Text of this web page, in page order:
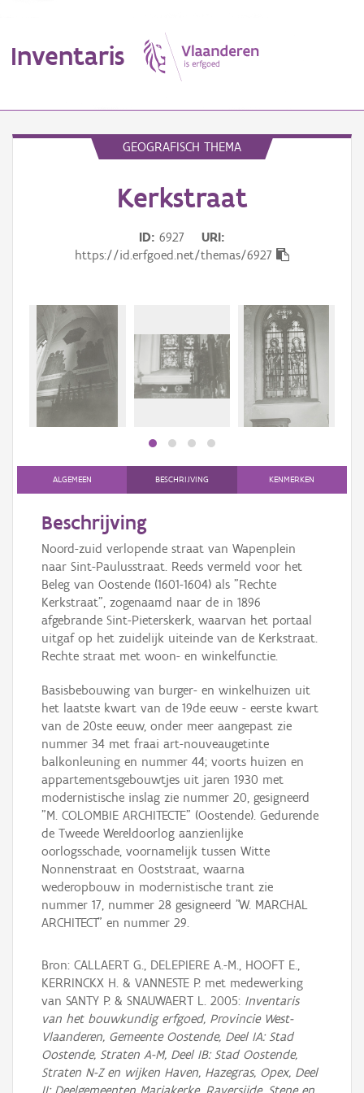
Inventaris
Thema
Gebeurtenis
Persoon of collectief
Downloads
Aanmelden
GEOGRAFISCH THEMA
Kerkstraat
ID 6927
URI
https://id.erfgoed.net/themas/6927
ALGEMEEN BESCHRIJVING KENMERKEN
Beschrijving
Noord-zuid verlopende straat van Wapenplein
naar Sint-Paulusstraat. Reeds vermeld voor het
Beleg van Oostende (1601-1604) als "Rechte
Kerkstraat", zogenaamd naar de in 1896
afgebrande Sint-Pieterskerk, waarvan het portaal
uitgaf op het zuidelijk uiteinde van de Kerkstraat.
Rechte straat met woon- en winkelfunctie.
Basisbebouwing van burger- en winkelhuizen uit
het laatste kwart van de 19de eeuw - eerste kwart
van de 20ste eeuw, onder meer aangepast zie
nummer 34 met fraai art-nouveaugetinte
balkonleuning en nummer 44; voorts huizen en
appartementsgebouwtjes uit jaren 1930 met
modernistische inslag zie nummer 20, gesigneerd
"M. COLOMBIE ARCHITECTE" (Oostende). Gedurende
de Tweede Wereldoorlog aanzienlijke
oorlogsschade, voornamelijk tussen Witte
Nonnenstraat en Ooststraat, waarna
wederopbouw in modernistische trant zie
nummer 17, nummer 28 gesigneerd "W. MARCHAL
ARCHITECT" en nummer 29.
Bron: CALLAERT G., DELEPIERE A.-M., HOOFT E.,
KERRINCKX H. & VANNESTE P. met medewerking
van SANTY P. & SNAUWAERT L. 2005: Inventaris
van het bouwkundig erfgoed, Provincie West-
Vlaanderen, Gemeente Oostende, Deel IA: Stad
Oostende, Straten A-M, Deel IB: Stad Oostende,
Straten N-Z en wijken Haven, Hazegras, Opex, Deel